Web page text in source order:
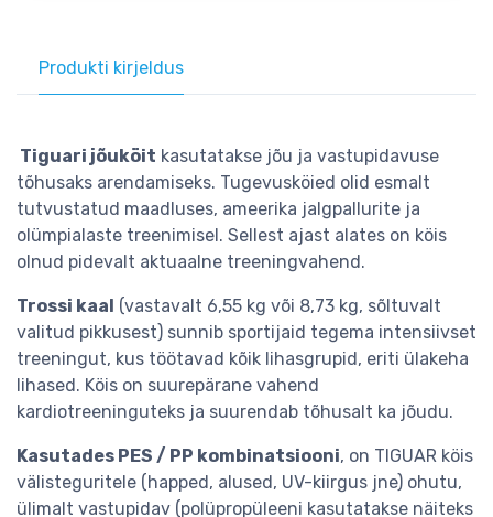
Produkti kirjeldus
Tiguari jõuköit kasutatakse jõu ja vastupidavuse
tõhusaks arendamiseks. Tugevusköied olid esmalt
tutvustatud maadluses, ameerika jalgpallurite ja
olümpialaste treenimisel. Sellest ajast alates on köis
olnud pidevalt aktuaalne treeningvahend.
Trossi kaal (vastavalt 6,55 kg või 8,73 kg, sõltuvalt
valitud pikkusest) sunnib sportijaid tegema intensiivset
treeningut, kus töötavad kõik lihasgrupid, eriti ülakeha
lihased. Köis on suurepärane vahend
kardiotreeninguteks ja suurendab tõhusalt ka jõudu.
Kasutades PES / PP kombinatsiooni, on TIGUAR köis
välisteguritele (happed, alused, UV-kiirgus jne) ohutu,
ülimalt vastupidav (polüpropüleeni kasutatakse näiteks